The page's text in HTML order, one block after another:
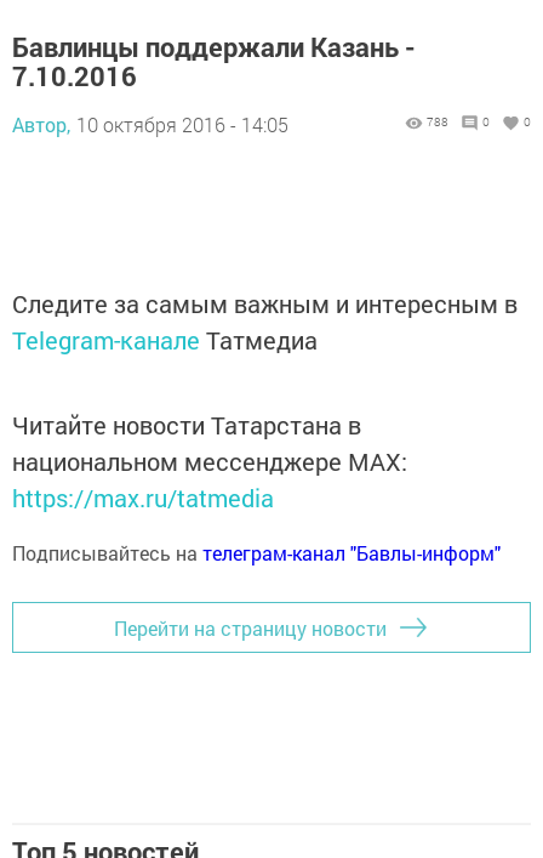
Бавлинцы поддержали Казань -
7.10.2016
Автор, 10 октября 2016 - 14:05 788 0 0
Следите за самым важным и интересным в
Telegram-канале Татмедиа
Читайте новости Татарстана в
национальном мессенджере MАХ:
https://max.ru/tatmedia
Подписывайтесь на телеграм-канал "Бавлы-информ"
Перейти на страницу новости